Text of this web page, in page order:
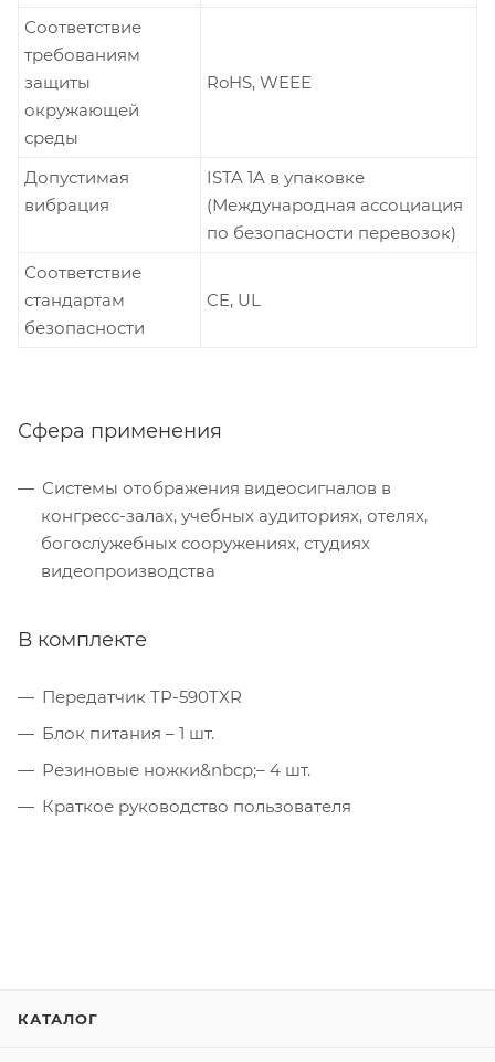
Соответствие
требованиям
защиты
окружающей
среды
RoHS, WEEE
Допустимая
вибрация
ISTA 1A в упаковке
(Международная ассоциация
по безопасности перевозок)
Соответствие
стандартам
безопасности
CE, UL
Сфера применения
Системы отображения видеосигналов в
конгресс-залах, учебных аудиториях, отелях,
богослужебных сооружениях, студиях
видеопроизводства
В комплекте
Передатчик TP-590TXR
Блок питания – 1 шт.
Резиновые ножки&nbcp;– 4 шт.
Краткое руководство пользователя
КАТАЛОГ